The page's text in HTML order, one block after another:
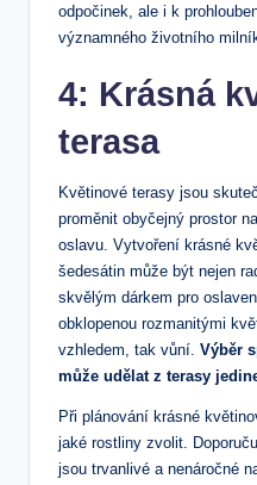
odpočinek, ale i k
významného životního
4: Krásná
terasa
Květinové terasy jsou
proměnit obyčejný prostor
oslavu. Vytvoření krásné
šedesátin může být nejen
skvělým dárkem pro
obklopenou rozmanitými
vzhledem, tak vůní. Výběr
může udělat z terasy
Při plánování krásné
jaké rostliny zvolit.
jsou trvanlivé a nenáročné